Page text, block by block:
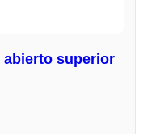
superior